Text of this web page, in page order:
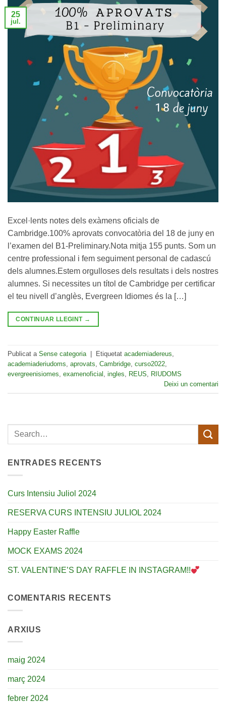
25
jul.
Excel·lents notes dels exàmens oficials de
Cambridge.100% aprovats convocatòria del 18 de juny en
l’examen del B1-Preliminary.Nota mitja 155 punts. Som un
centre professional i fem seguiment personal de cadascú
dels alumnes.Estem orgulloses dels resultats i dels nostres
alumnes. Si necessites un títol de Cambridge per certificar
el teu nivell d’anglès, Evergreen Idiomes és la […]
CONTINUAR LLEGINT →
Publicat a Sense categoria | Etiquetat academiadereus
academiaderiudoms aprovats Cambridge curso2022
evergreenisiomes examenoficial ingles REUS
RIUDOMS
Deixi un comentari
ENTRADES RECENTS
Curs Intensiu Juliol 2024
RESERVA CURS INTENSIU JULIOL 2024
Happy Easter Raffle
MOCK EXAMS 2024
ST. VALENTINE’S DAY RAFFLE IN INSTAGRAM!!
COMENTARIS RECENTS
ARXIUS
maig 2024
març 2024
febrer 2024